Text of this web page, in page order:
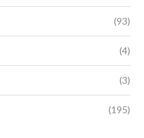
(93)
(4)
(3)
(195)